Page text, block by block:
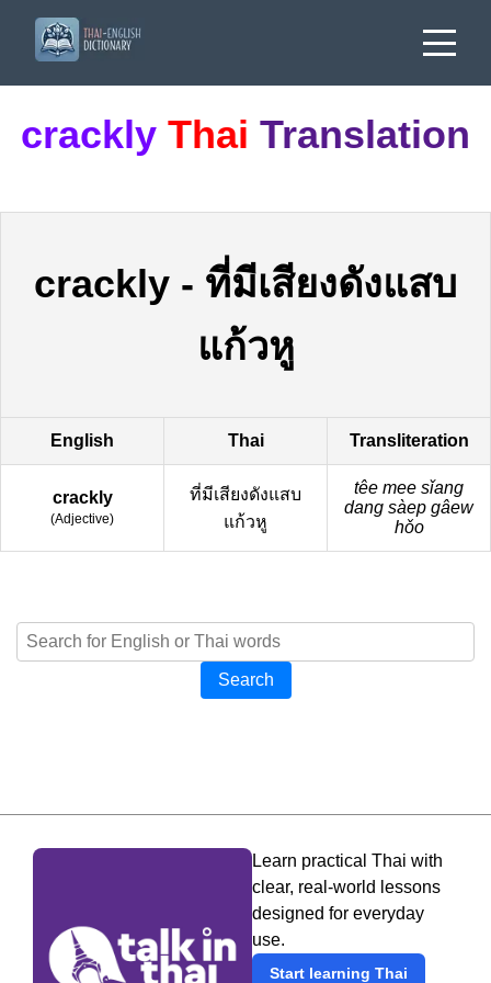
crackly Thai Translation
crackly - ที่มีเสียงดังแสบ
แก้วหู
English Thai Transliteration
crackly
(Adjective)
ที่มีเสียงดังแสบ
แก้วหู
têe mee sǐang
dang sàep gâew
hǒo
Search
Learn practical Thai with
clear, real-world lessons
designed for everyday
use.
Start learning Thai